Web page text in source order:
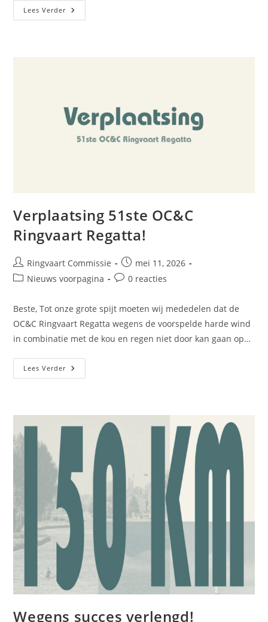
Lees Verder
Verplaatsing 51ste OC&C
Ringvaart Regatta!
Ringvaart Commissie
mei 11, 2026
Nieuws voorpagina
0 reacties
Beste, Tot onze grote spijt moeten wij mededelen dat de
OC&C Ringvaart Regatta wegens de voorspelde harde wind
in combinatie met de kou en regen niet door kan gaan op…
Lees Verder
Wegens succes verlengd!